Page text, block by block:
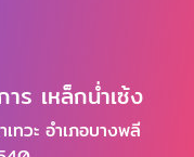
ร เหล็กน่ำเซ้ง
วะ อำเภอบางพลี